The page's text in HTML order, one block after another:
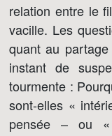
relation entre le
vacille. Les
quant au
instant de
tourmente :
sont-elles «
pensée – ou